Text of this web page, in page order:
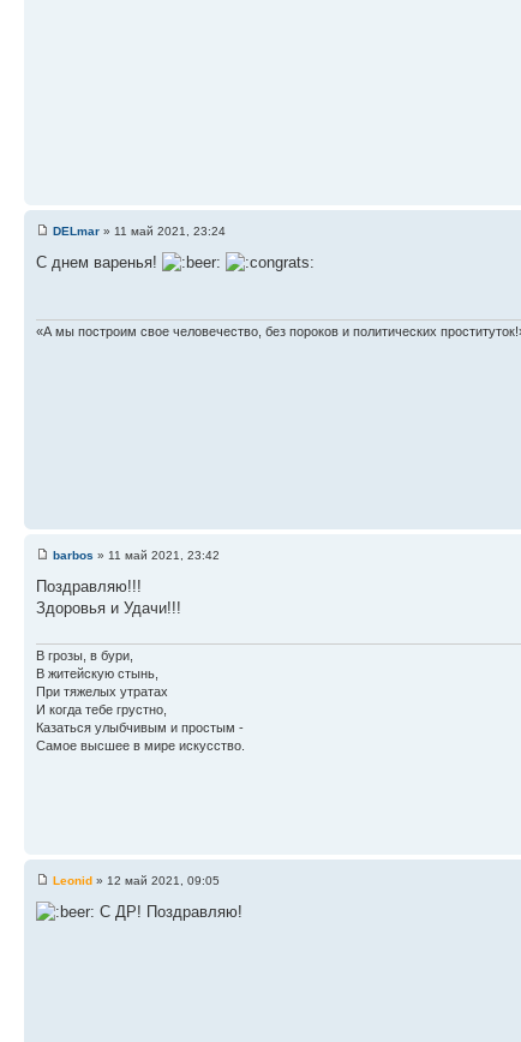
DELmar » 11 май 2021, 23:24
С днем варенья!
«А мы построим свое человечество, без пороков и политических
barbos » 11 май 2021, 23:42
Поздравляю!!!
Здоровья и Удачи!!!
В грозы, в бури,
В житейскую стынь,
При тяжелых утратах
И когда тебе грустно,
Казаться улыбчивым и простым -
Самое высшее в мире искусство.
Leonid » 12 май 2021, 09:05
С ДР! Поздравляю!